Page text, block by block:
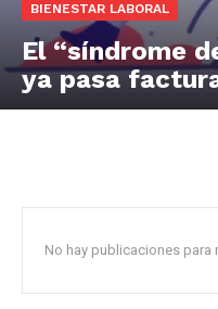
BIENESTAR LABORAL
El “síndrome
ya pasa
No hay publicaciones para